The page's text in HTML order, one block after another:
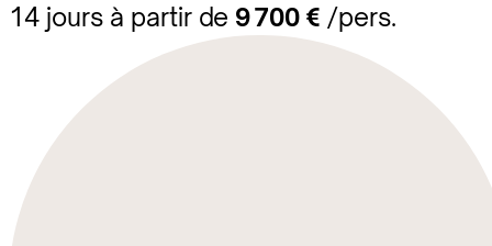
14 jours à partir de 9 700 € /pers.